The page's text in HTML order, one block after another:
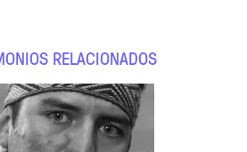
RELACIONADOS